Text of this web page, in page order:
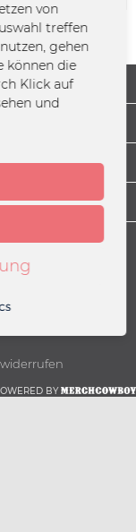
BY
von
treffen
gehen
können die
Klick auf
und